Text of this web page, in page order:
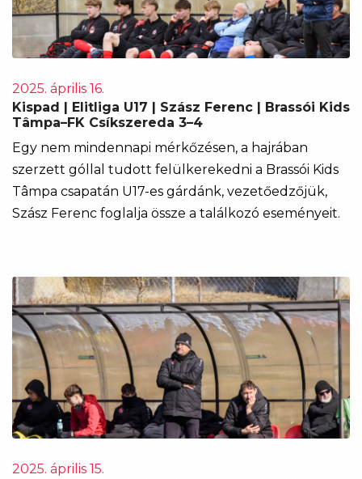
2025. április 16.
Kispad | Elitliga U17 | Szász Ferenc | Brassói Kids
Tâmpa–FK Csíkszereda 3–4
Egy nem mindennapi mérkőzésen, a hajrában
szerzett góllal tudott felülkerekedni a Brassói Kids
Tâmpa csapatán U17-es gárdánk, vezetőedzőjük,
Szász Ferenc foglalja össze a találkozó eseményeit.
2025. április 15.